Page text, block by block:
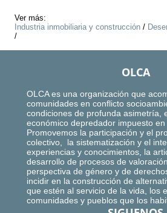
Ver más:
Industria inmobiliaria y construcción /
/
OLCA
OLCA es una organización que
comunidades en conflicto
condiciones de profunda asimetría,
económico depredador impuesto
Promovemos la participación y el
colectivo, la sistematización y el
experiencias y conocimientos, la
desarrollo de procesos de
perspectiva de género y de
incidir en la construcción de
que estén al servicio de la vida, los
comunidades y pueblos que los